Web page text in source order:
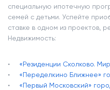
специальную ипотечную
семей с детьми. Успейте
ставке в одном из проектов,
Недвижимость:
«Резиденции Сколково.
«Переделкино Ближнее»
«Первый Московский»